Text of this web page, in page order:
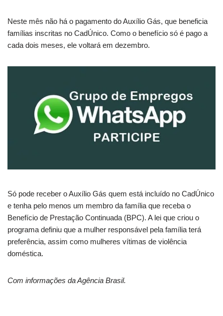
Neste mês não há o pagamento do Auxílio Gás, que beneficia
famílias inscritas no CadÚnico. Como o benefício só é pago a
cada dois meses, ele voltará em dezembro.
Só pode receber o Auxílio Gás quem está incluído no CadÚnico
e tenha pelo menos um membro da família que receba o
Benefício de Prestação Continuada (BPC). A lei que criou o
programa definiu que a mulher responsável pela família terá
preferência, assim como mulheres vítimas de violência
doméstica.
Com informações da Agência Brasil.